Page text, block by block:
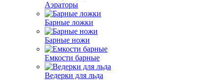
Аэраторы
Барные ложки
Барные ножи
Емкости барные
Ведерки для льда